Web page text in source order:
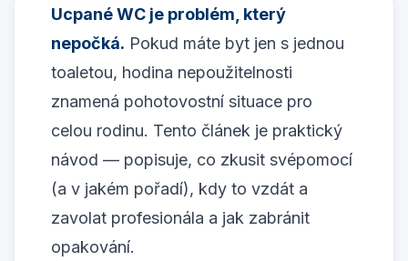
Ucpané WC je problém, který
nepočká. Pokud máte byt jen s jednou
toaletou, hodina nepoužitelnosti
znamená pohotovostní situace pro
celou rodinu. Tento článek je praktický
návod — popisuje, co zkusit svépomocí
(a v jakém pořadí), kdy to vzdát a
zavolat profesionála a jak zabránit
opakování.